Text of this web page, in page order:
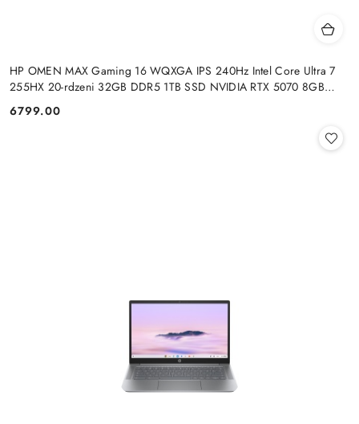
HP OMEN MAX Gaming 16 WQXGA IPS 240Hz Intel Core Ultra 7
255HX 20-rdzeni 32GB DDR5 1TB SSD NVIDIA RTX 5070 8GB
Cena:
6799.00